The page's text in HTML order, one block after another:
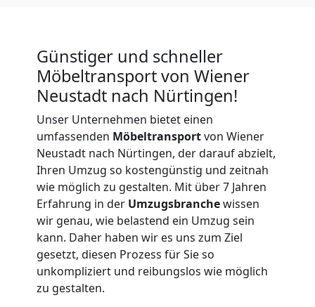
Günstiger und schneller
Möbeltransport von Wiener
Neustadt nach Nürtingen!
Unser Unternehmen bietet einen
umfassenden Möbeltransportvon Wiener
Neustadt nach Nürtingen, der darauf abzielt,
Ihren Umzug so kostengünstig und zeitnah
wie möglich zu gestalten. Mit über 7 Jahren
Erfahrung in der Umzugsbranchewissen
wir genau, wie belastend ein Umzug sein
kann. Daher haben wir es uns zum Ziel
gesetzt, diesen Prozess für Sie so
unkompliziert und reibungslos wie möglich
zu gestalten.